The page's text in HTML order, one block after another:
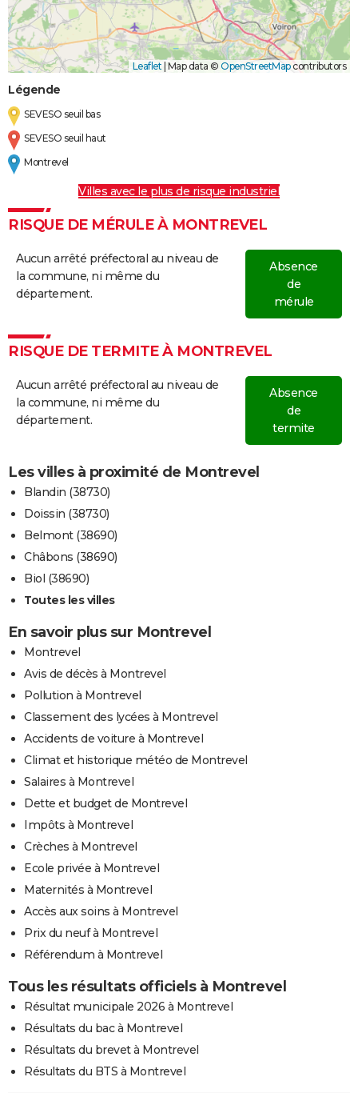
Leaflet Map data © OpenStreetMapcontributors
Légende
SEVESO seuil bas
SEVESO seuil haut
Montrevel
Villes avec le plus de risque industriel
RISQUE DE MÉRULE À MONTREVEL
Aucun arrêté préfectoral au niveau de
la commune, ni même du
département.
Absence
de
mérule
RISQUE DE TERMITE À MONTREVEL
Aucun arrêté préfectoral au niveau de
la commune, ni même du
département.
Absence
de
termite
Les villes à proximité de Montrevel
Blandin (38730)
Doissin (38730)
Belmont (38690)
Châbons (38690)
Biol (38690)
Toutes les villes
En savoir plus sur Montrevel
Montrevel
Avis de décès à Montrevel
Pollution à Montrevel
Classement des lycées à Montrevel
Accidents de voiture à Montrevel
Climat et historique météo de Montrevel
Salaires à Montrevel
Dette et budget de Montrevel
Impôts à Montrevel
Crèches à Montrevel
Ecole privée à Montrevel
Maternités à Montrevel
Accès aux soins à Montrevel
Prix du neuf à Montrevel
Référendum à Montrevel
Tous les résultats officiels à Montrevel
Résultat municipale 2026 à Montrevel
Résultats du bac à Montrevel
Résultats du brevet à Montrevel
Résultats du BTS à Montrevel